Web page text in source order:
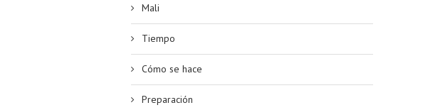
Mali
Tiempo
Cómo se hace
Preparación